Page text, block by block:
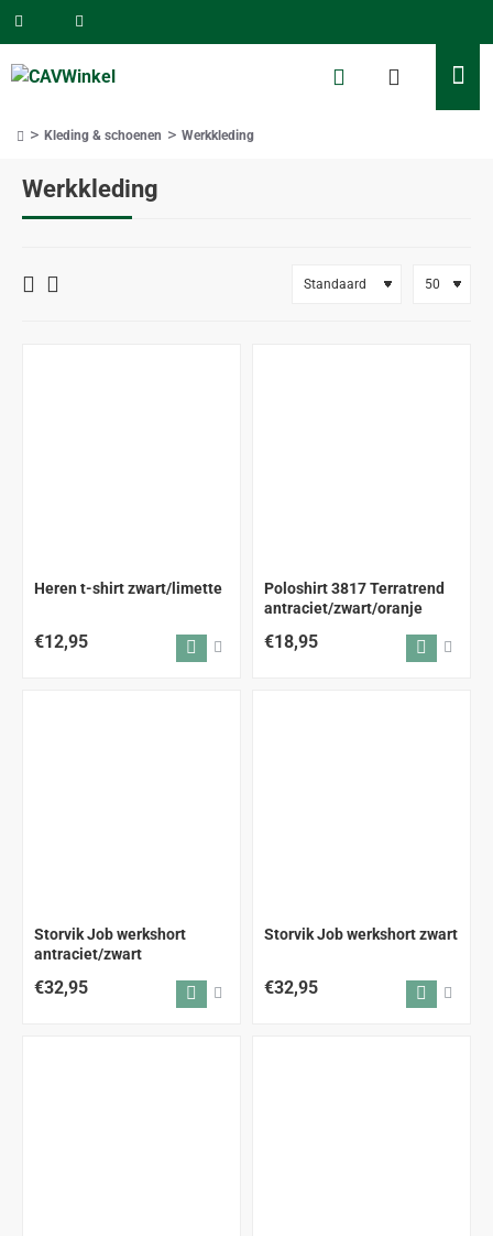
Werkkleding
Kleding & schoenen Werkkleding
Heren t-shirt zwart/limette
€12,95
Poloshirt 3817 Terratrend
antraciet/zwart/oranje
€18,95
Storvik Job werkshort
antraciet/zwart
€32,95
Storvik Job werkshort zwart
€32,95